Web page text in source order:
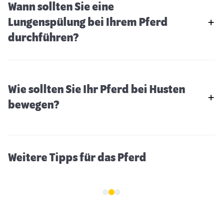
Wann sollten Sie eine
Lungenspülung bei Ihrem Pferd
durchführen?
Wie sollten Sie Ihr Pferd bei Husten
bewegen?
Weitere Tipps für das Pferd
Bronchitis beim Pferd: Gefährlicher
Husten